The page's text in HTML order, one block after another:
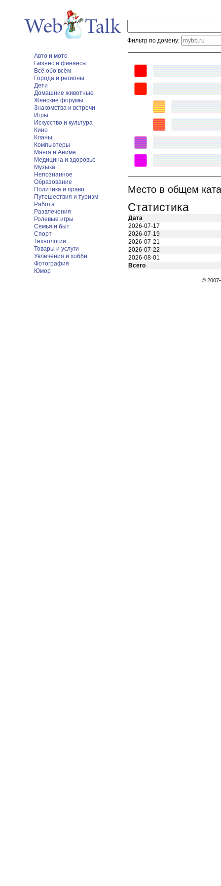
Фильтр по домену:
Авто и мото
Бизнес и финансы
Всё обо всём
Города и регионы
Дети
Домашние животные
Женские форумы
Знакомства и встречи
Игры
Искусство и культура
Кино
Кланы
Компьютеры
Манга и Аниме
Медицина и здоровье
Музыка
Непознанное
Образование
Политика и право
Путешествия и туризм
Работа
Развлечения
Ролевые игры
Семья и быт
Спорт
Технологии
Товары и услуги
Увлечения и хобби
Фотография
Юмор
Место в общем
Статистика
Дата
2026-07-17
2026-07-19
2026-07-21
2026-07-22
2026-08-01
Всего
©